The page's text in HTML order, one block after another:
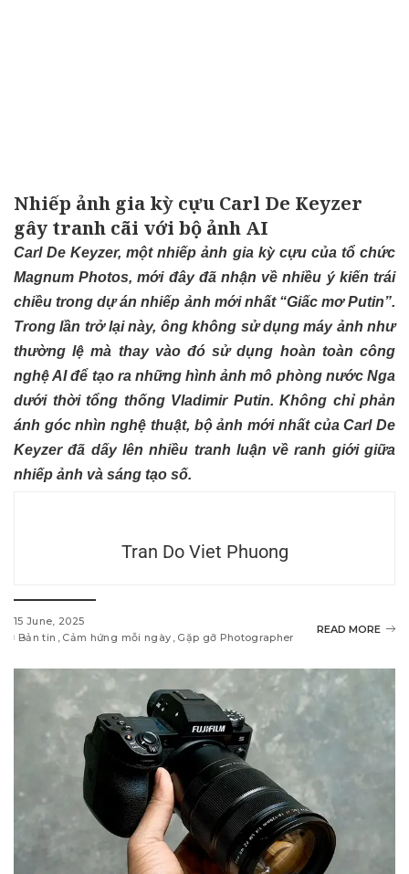
Nhiếp ảnh gia kỳ cựu Carl De Keyzer
gây tranh cãi với bộ ảnh AI
Carl De Keyzer, một nhiếp ảnh gia kỳ cựu của tổ chức
Magnum Photos, mới đây đã nhận về nhiều ý kiến trái
chiều trong dự án nhiếp ảnh mới nhất “Giấc mơ Putin”.
Trong lần trở lại này, ông không sử dụngmáy ảnh như
thường lệ mà thay vào đó sử dụng hoàn toàn công
nghệ AI để tạo ra những hình ảnh mô phòng nước Nga
dưới thời tổng thống Vladimir Putin. Không chỉ phản
ánh góc nhìn nghệ thuật, bộ ảnh mới nhất của Carl De
Keyzer đã dấy lên nhiều tranh luận về ranh giới giữa
nhiếp ảnh và sáng tạo số.
Tran Do Viet Phuong
15 June, 2025
Bản tin
Cảm hứng mỗi ngày Gặp gỡ Photographer
READ MORE